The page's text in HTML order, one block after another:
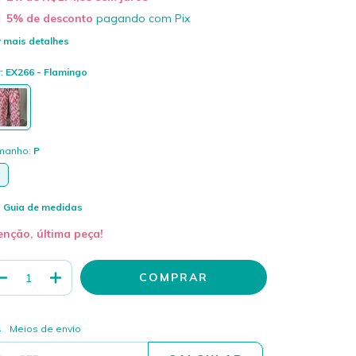
5% de desconto pagando com Pix
mais detalhes
EX266 - Flamingo
P
Guia de medidas
última peça!
para o CEP:
Meios de envio